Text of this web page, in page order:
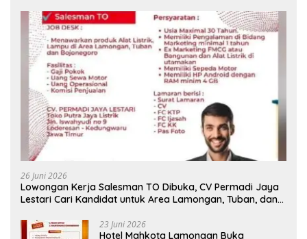
26 Juni 2026
Lowongan Kerja Salesman TO Dibuka, CV Permadi Jaya
Lestari Cari Kandidat untuk Area Lamongan, Tuban, dan
23 Juni 2026
Hotel Mahkota Lamongan Buka